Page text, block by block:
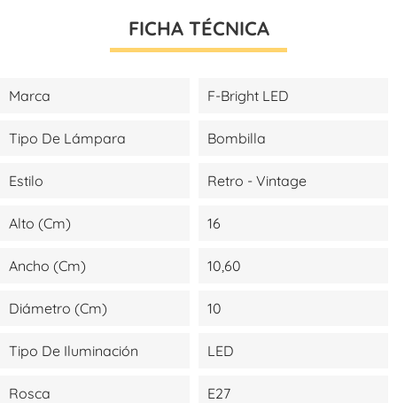
FICHA TÉCNICA
Marca F-Bright LED
Tipo De Lámpara Bombilla
Estilo Retro - Vintage
Alto (cm) 16
Ancho (cm) 10,60
Diámetro (cm) 10
Tipo De Iluminación LED
Rosca E27